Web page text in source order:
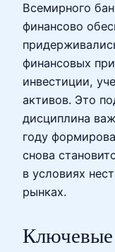
Всемирного
финансово
финансовых
инвестиции,
активов. Это
дисциплина
году
снова
в условиях
рынках.